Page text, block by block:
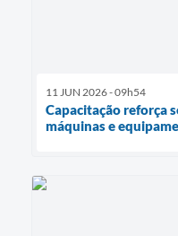
11 JUN 2026 - 09h54
Capacitação reforça
máquinas e